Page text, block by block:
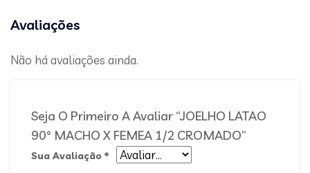
Avaliações
Não há avaliações ainda.
Seja O Primeiro A Avaliar “JOELHO LATAO
90° MACHO X FEMEA 1/2 CROMADO”
Sua Avaliação *